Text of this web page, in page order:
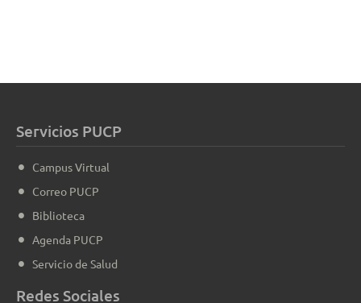
Servicios PUCP
Campus Virtual
Correo PUCP
Biblioteca
Agenda PUCP
Servicio de Salud
Redes Sociales